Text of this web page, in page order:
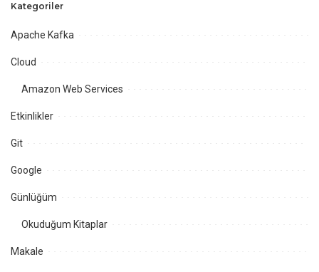
Kategoriler
Apache Kafka
Cloud
Amazon Web Services
Etkinlikler
Git
Google
Günlüğüm
Okuduğum Kitaplar
Makale